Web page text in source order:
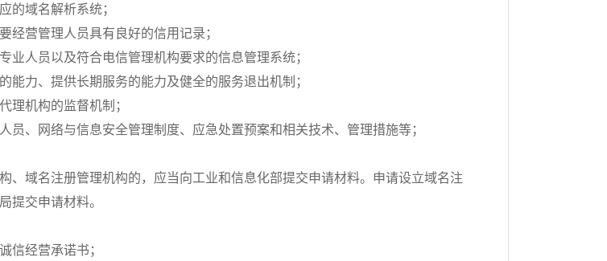
的域名解析系统；
经营管理人员具有良好的信用记录；
业人员以及符合电信管理机构要求的信息管理系统；
能力、提供长期服务的能力及健全的服务退出机制；
理机构的监督机制；
员、网络与信息安全管理制度、应急处置预案和相关技术、管理措施等；
、域名注册管理机构的，应当向工业和信息化部提交申请材料。申请设立域名注
提交申请材料。
信经营承诺书；